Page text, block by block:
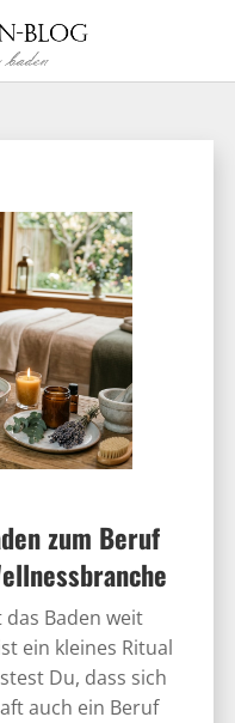
zum Beruf
Baden weit
ein kleines Ritual
Du, dass sich
auch ein Beruf